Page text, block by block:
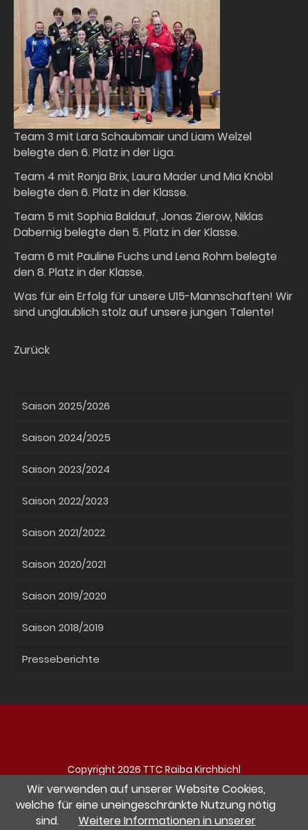
Team 3 mit Lara Schaubmair und Liam Welzel
belegte den 6. Platz in der Liga.
Team 4 mit Ronja Brix, Laura Mader und Mia Knöbl
belegte den 6. Platz in der Klasse.
Team 5 mit Sophia Baldauf, Jonas Zierow, Niklas
Dabernig belegte den 5. Platz in der Klasse.
Team 6 mit Pauline Fuchs und Lena Rohm belegte
den 8. Platz in der Klasse.
Was für ein Erfolg für unsere U15-Mannschaften! Wir
sind unglaublich stolz auf unsere jungen Talente!
Zurück
Saison 2025/2026
Saison 2024/2025
Saison 2023/2024
Saison 2022/2023
Saison 2021/2022
Saison 2020/2021
Saison 2019/2020
Saison 2018/2019
Presseberichte
Copyright 2026 TTC Raiba Kirchbichl
Navigation
überspringen
Impressum Datenschutz Kontakt
Wir verwenden auf unserer Website Cookies,
welche für eine uneingeschränkte Nutzung nötig
sind.
Weitere Informationen in unserer